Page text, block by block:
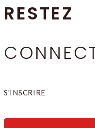
RESTEZ
S'INSCRIRE